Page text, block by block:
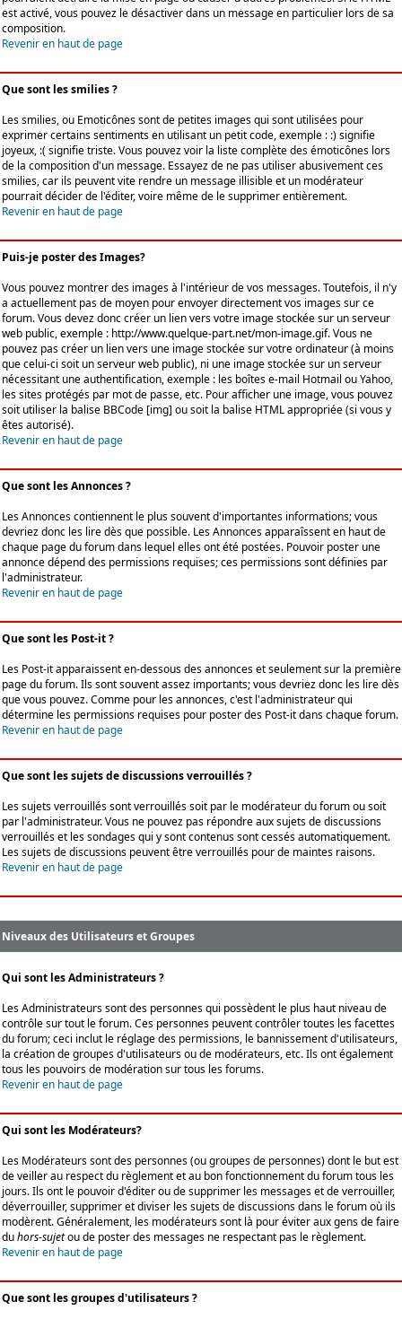
est activé, vous pouvez le désactiver dans un message en particulier lors de sa
composition.
Revenir en haut de page
Que sont les smilies ?
Les smilies, ou Emoticônes sont de petites images qui sont utilisées pour
exprimer certains sentiments en utilisant un petit code, exemple : :) signifie
joyeux, :( signifie triste. Vous pouvez voir la liste complète des émoticônes lors
de la composition d'un message. Essayez de ne pas utiliser abusivement ces
smilies, car ils peuvent vite rendre un message illisible et un modérateur
pourrait décider de l'éditer, voire même de le supprimer entièrement.
Revenir en haut de page
Puis-je poster des Images?
Vous pouvez montrer des images à l'intérieur de vos messages. Toutefois, il n'y
a actuellement pas de moyen pour envoyer directement vos images sur ce
forum. Vous devez donc créer un lien vers votre image stockée sur un serveur
web public, exemple : http://www.quelque-part.net/mon-image.gif. Vous ne
pouvez pas créer un lien vers une image stockée sur votre ordinateur (à moins
que celui-ci soit un serveur web public), ni une image stockée sur un serveur
nécessitant une authentification, exemple : les boîtes e-mail Hotmail ou Yahoo,
les sites protégés par mot de passe, etc. Pour afficher une image, vous pouvez
soit utiliser la balise BBCode [img] ou soit la balise HTML appropriée (si vous y
êtes autorisé).
Revenir en haut de page
Que sont les Annonces ?
Les Annonces contiennent le plus souvent d'importantes informations; vous
devriez donc les lire dès que possible. Les Annonces apparaîssent en haut de
chaque page du forum dans lequel elles ont été postées. Pouvoir poster une
annonce dépend des permissions requises; ces permissions sont définies par
l'administrateur.
Revenir en haut de page
Que sont les Post-it ?
Les Post-it apparaissent en-dessous des annonces et seulement sur la première
page du forum. Ils sont souvent assez importants; vous devriez donc les lire dès
que vous pouvez. Comme pour les annonces, c'est l'administrateur qui
détermine les permissions requises pour poster des Post-it dans chaque forum.
Revenir en haut de page
Que sont les sujets de discussions verrouillés ?
Les sujets verrouillés sont verrouillés soit par le modérateur du forum ou soit
par l'administrateur. Vous ne pouvez pas répondre aux sujets de discussions
verrouillés et les sondages qui y sont contenus sont cessés automatiquement.
Les sujets de discussions peuvent être verrouillés pour de maintes raisons.
Revenir en haut de page
Niveaux des Utilisateurs et Groupes
Qui sont les Administrateurs ?
Les Administrateurs sont des personnes qui possèdent le plus haut niveau de
contrôle sur tout le forum. Ces personnes peuvent contrôler toutes les facettes
du forum; ceci inclut le réglage des permissions, le bannissement d'utilisateurs,
la création de groupes d'utilisateurs ou de modérateurs, etc. Ils ont également
tous les pouvoirs de modération sur tous les forums.
Revenir en haut de page
Qui sont les Modérateurs?
Les Modérateurs sont des personnes (ou groupes de personnes) dont le but est
de veiller au respect du règlement et au bon fonctionnement du forum tous les
jours. Ils ont le pouvoir d'éditer ou de supprimer les messages et de verrouiller,
déverrouiller, supprimer et diviser les sujets de discussions dans le forum où ils
modèrent. Généralement, les modérateurs sont là pour éviter aux gens de faire
duhors-sujetou de poster des messages ne respectant pas le règlement.
Revenir en haut de page
Que sont les groupes d'utilisateurs ?